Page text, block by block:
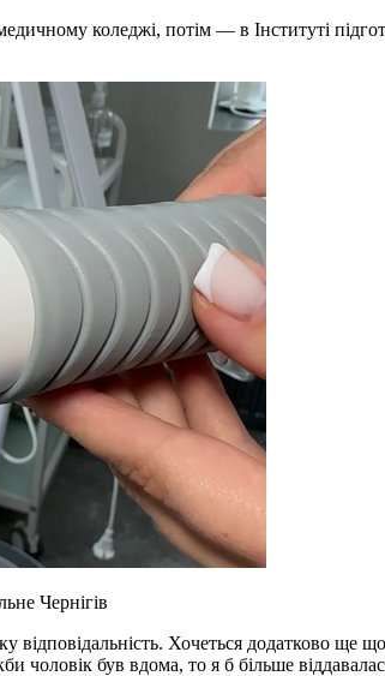
коледжі, потім — в Інституті
Чернігів
відповідальність. Хочеться додатково
чоловік був вдома, то я б більше